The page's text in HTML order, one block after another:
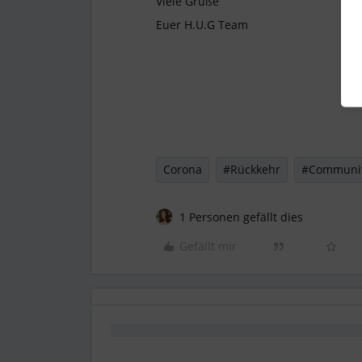
Euer H.U.G Team
Corona #Rückkehr
1 Personen gefällt dies
Gefällt mir